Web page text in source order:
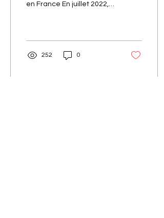
en France En juillet 2022,
252 0